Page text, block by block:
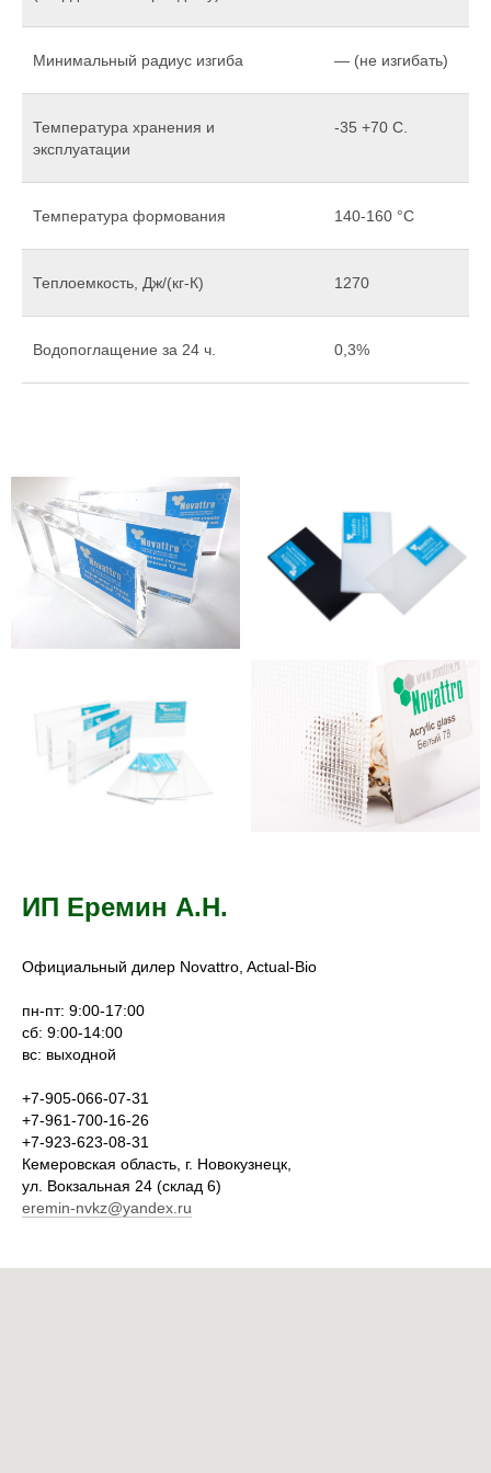
Минимальный радиус изгиба — (не изгибать)
Температура хранения и
эксплуатации
-35 +70 С.
Температура формования 140-160 °С
Теплоемкость, Дж/(кг-К) 1270
Водопоглащение за 24 ч. 0,3%
ИП Еремин А.Н.
Официальный дилер Novattro, Actual-Bio
пн-пт: 9:00-17:00
сб: 9:00-14:00
вс: выходной
+7-905-066-07-31
+7-961-700-16-26
+7-923-623-08-31
Кемеровская область, г. Новокузнецк,
ул. Вокзальная 24 (склад 6)
eremin-nvkz@yandex.ru